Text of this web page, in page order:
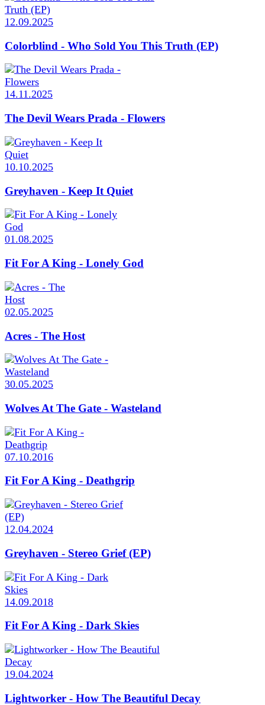
12.09.2025
Colorblind - Who Sold You This Truth (EP)
14.11.2025
The Devil Wears Prada - Flowers
10.10.2025
Greyhaven - Keep It Quiet
01.08.2025
Fit For A King - Lonely God
02.05.2025
Acres - The Host
30.05.2025
Wolves At The Gate - Wasteland
07.10.2016
Fit For A King - Deathgrip
12.04.2024
Greyhaven - Stereo Grief (EP)
14.09.2018
Fit For A King - Dark Skies
19.04.2024
Lightworker - How The Beautiful Decay